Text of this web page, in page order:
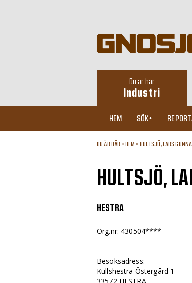
Du är här
Industri
HEM SÖK+
DU ÄR HÄR » HEM » HULTSJÖ, LARS
HULTSJÖ,
HESTRA
Org.nr: 430504****
Besöksadress:
Kullshestra Östergård 1